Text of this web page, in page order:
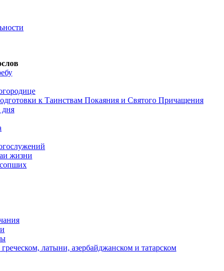
к Таинствам Покаяния и Святого Причащения
жизни
латыни, азербайджанском и татарском